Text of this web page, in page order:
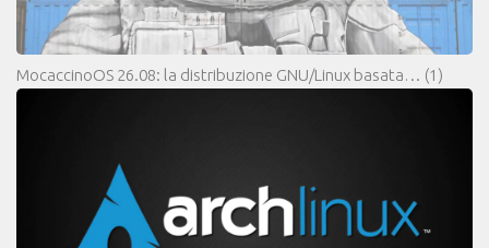
MocaccinoOS 26.08: la distribuzione GNU/Linux basata… (1)